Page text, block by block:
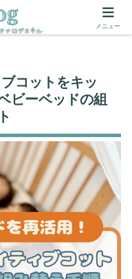
コットをキッ
ビーベッドの組
メニュー